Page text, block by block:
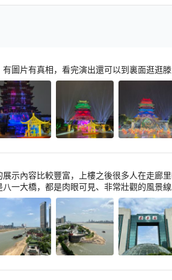
圖片有真相，看完演出還可以到裏面逛
示內容比較豐富，上樓之後很多人在走廊
一大橋，都是肉眼可見、非常壯觀的風景線